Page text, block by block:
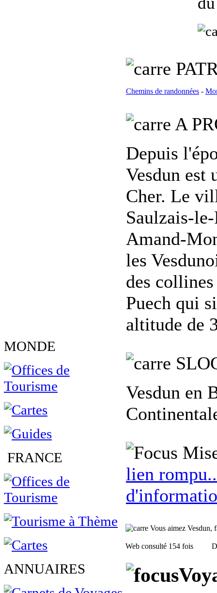
MONDE
FRANCE
ANNUAIRES
Chemins de randonnées -
A
Depuis
Vesdun est
Cher. Le
Saulzais-
Amand-
les
des
Puech qui
altitude de
Vesdun en
lien
Vous aimez Vesdun,
Web consulté 154 fois